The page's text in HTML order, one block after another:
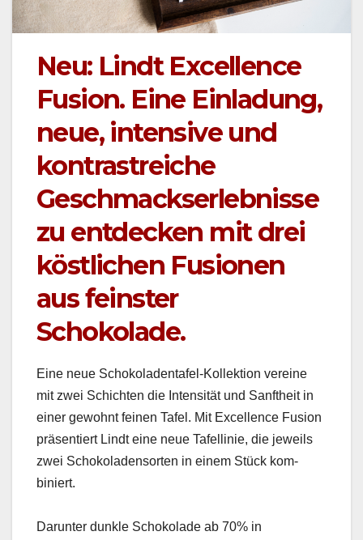
Neu: Lindt Excellence
Fusion. Eine Einladung,
neue, intensive und
kontrastreiche
Geschmackserlebnisse
zu entdecken mit drei
köstlichen Fusionen
aus feinster
Schokolade.
Eine neue Schoko­ladentafel-Kollek­tion vere­ine
mit zwei Schicht­en die Inten­sität und San­ftheit in
ein­er gewohnt feinen Tafel. Mit Excel­lence Fusion
präsen­tiert Lindt eine neue Tafellinie, die jew­eils
zwei Schoko­laden­sorten in einem Stück kom­
biniert.
Darunter dun­kle Schoko­lade ab 70% in